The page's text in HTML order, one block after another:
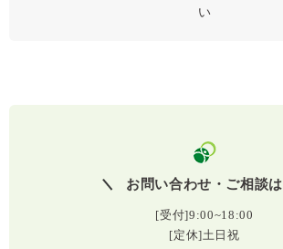
い
お問い合わせ・ご相談は
[受付]9:00~18:00
[定休]土日祝